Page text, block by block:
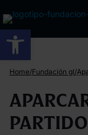
Abrir barra de
Home/Fundación gl/
partido